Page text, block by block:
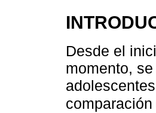
Desde el
momento,